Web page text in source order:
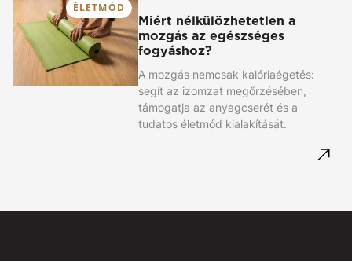
ÉLETMÓD
Miért nélkülözhetetlen a
mozgás az egészséges
fogyáshoz?
A mozgás nemcsak kalóriaégetés:
segít az izomzat megőrzésében,
támogatja az anyagcserét és a
tudatos életmód kialakítását.